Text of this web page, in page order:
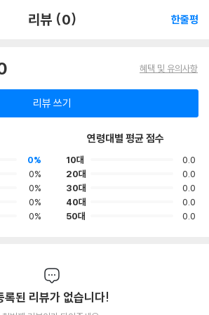
리뷰 (0) 한줄평
혜택 및 유의사항
리뷰 쓰기
0%
0%
0%
0%
0%
연령대별 평균 점수
10대
0.0
20대
0.0
30대
0.0
40대
0.0
50대
0.0
록된 리뷰가 없습니다!